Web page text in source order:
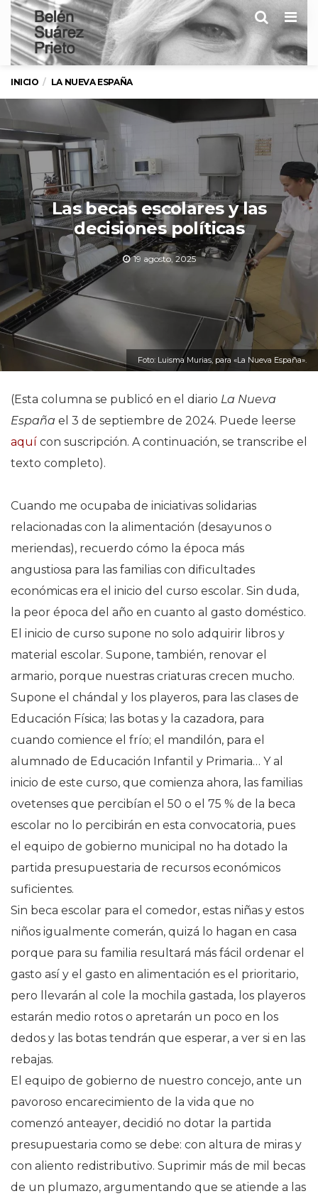
INICIO LA NUEVA ESPAÑA
Foto: Luisma Murias, para «La Nueva España».
Las becas escolares y las
decisiones políticas
19 agosto, 2025
(Esta columna se publicó en el diario La Nueva
España el 3 de septiembre de 2024. Puede leerse
aquí con suscripción. A continuación, se transcribe el
texto completo).
Cuando me ocupaba de iniciativas solidarias
relacionadas con la alimentación (desayunos o
meriendas), recuerdo cómo la época más
angustiosa para las familias con dificultades
económicas era el inicio del curso escolar. Sin duda,
la peor época del año en cuanto al gasto doméstico.
El inicio de curso supone no solo adquirir libros y
material escolar. Supone, también, renovar el
armario, porque nuestras criaturas crecen mucho.
Supone el chándal y los playeros, para las clases de
Educación Física; las botas y la cazadora, para
cuando comience el frío; el mandilón, para el
alumnado de Educación Infantil y Primaria… Y al
inicio de este curso, que comienza ahora, las familias
ovetenses que percibían el 50 o el 75 % de la beca
escolar no lo percibirán en esta convocatoria, pues
el equipo de gobierno municipal no ha dotado la
partida presupuestaria de recursos económicos
suficientes.
Sin beca escolar para el comedor, estas niñas y estos
niños igualmente comerán, quizá lo hagan en casa
porque para su familia resultará más fácil ordenar el
gasto así y el gasto en alimentación es el prioritario,
pero llevarán al cole la mochila gastada, los playeros
estarán medio rotos o apretarán un poco en los
dedos y las botas tendrán que esperar, a ver si en las
rebajas.
El equipo de gobierno de nuestro concejo, ante un
pavoroso encarecimiento de la vida que no
comenzó anteayer, decidió no dotar la partida
presupuestaria como se debe: con altura de miras y
con aliento redistributivo. Suprimir más de mil becas
de un plumazo, argumentando que se atiende a las